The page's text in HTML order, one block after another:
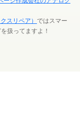
スリペア） ではスマー
扱ってますよ！